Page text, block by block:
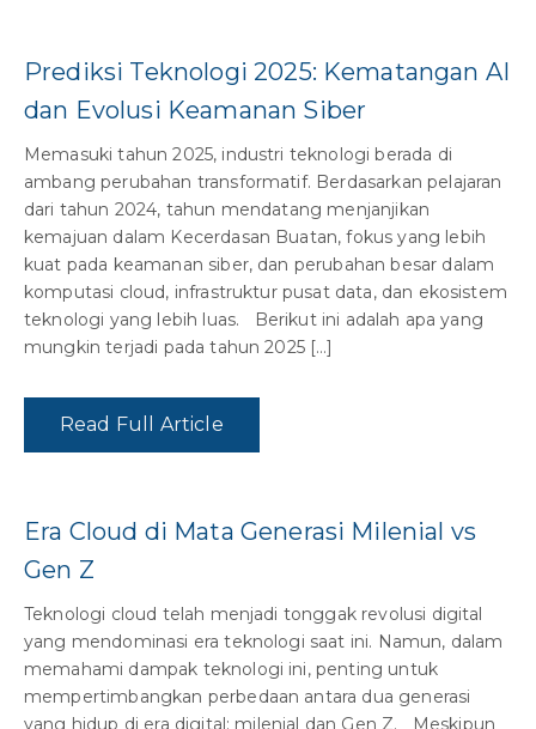
Prediksi Teknologi 2025: Kematangan AI
dan Evolusi Keamanan Siber
Memasuki tahun 2025, industri teknologi berada di
ambang perubahan transformatif. Berdasarkan pelajaran
dari tahun 2024, tahun mendatang menjanjikan
kemajuan dalam Kecerdasan Buatan, fokus yang lebih
kuat pada keamanan siber, dan perubahan besar dalam
komputasi cloud, infrastruktur pusat data, dan ekosistem
teknologi yang lebih luas. Berikut ini adalah apa yang
mungkin terjadi pada tahun 2025 […]
Read Full Article
Era Cloud di Mata Generasi Milenial vs
Gen Z
Teknologi cloud telah menjadi tonggak revolusi digital
yang mendominasi era teknologi saat ini. Namun, dalam
memahami dampak teknologi ini, penting untuk
mempertimbangkan perbedaan antara dua generasi
yang hidup di era digital: milenial dan Gen Z. Meskipun